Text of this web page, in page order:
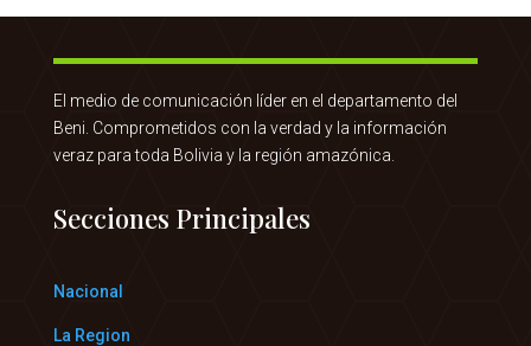
El medio de comunicación líder en el departamento del
Beni. Comprometidos con la verdad y la información
veraz para toda Bolivia y la región amazónica.
Secciones Principales
Nacional
La Region